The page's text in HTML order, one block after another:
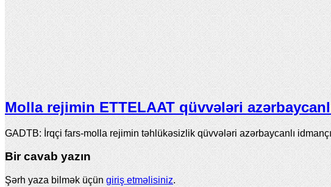
Molla rejimin ETTELAAT qüvvələri
GADTB: İrqçi fars-molla rejimin təhlükəsizlik qüvvələri azərbaycanlı
Bir cavab yazın
Şərh yaza bilmək üçüngiriş etməlisiniz.